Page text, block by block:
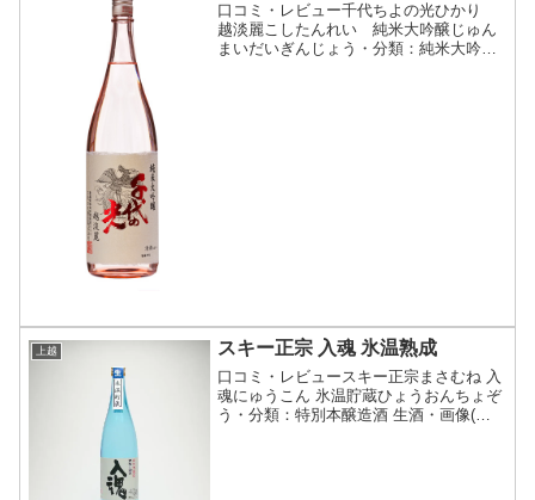
口コミ・レビュー千代ちよの光ひかり
越淡麗こしたんれい 純米大吟醸じゅん
まいだいぎんじょう・分類：純米大吟醸
上越 スキー正宗 入魂 氷温熟成
口コミ・レビュースキー正宗まさむね 入
魂にゅうこん 氷温貯蔵ひょうおんちょぞ
う・分類：特別本醸造酒 生酒・画像(参